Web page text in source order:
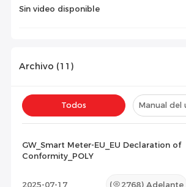
Sin video disponible
Archivo (11 )
Todos Manual del
Lista de Compatibilidad
GW_Smart Meter-EU_EU Declaration of
Conformity_POLY
2025-07-17 ( 2768) Adelante